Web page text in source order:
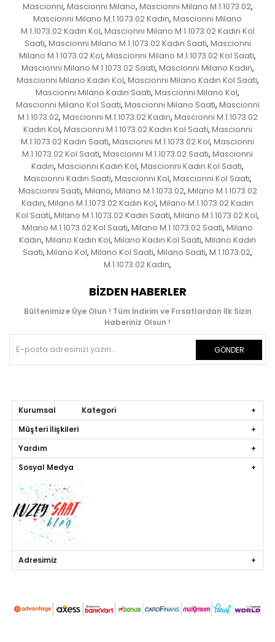
Mascionni, Mascionni Milano, Mascionni Milano M.1.1073.02,
Mascionni Milano M.1.1073.02 Kadın, Mascionni Milano
M.1.1073.02 Kadın Kol, Mascionni Milano M.1.1073.02 Kadın Kol
Saati, Mascionni Milano M.1.1073.02 Kadın Saati, Mascionni
Milano M.1.1073.02 Kol, Mascionni Milano M.1.1073.02 Kol Saati,
Mascionni Milano M.1.1073.02 Saati, Mascionni Milano Kadın,
Mascionni Milano Kadın Kol, Mascionni Milano Kadın Kol Saati,
Mascionni Milano Kadın Saati, Mascionni Milano Kol,
Mascionni Milano Kol Saati, Mascionni Milano Saati, Mascionni
M.1.1073.02, Mascionni M.1.1073.02 Kadın, Mascionni M.1.1073.02
Kadın Kol, Mascionni M.1.1073.02 Kadın Kol Saati, Mascionni
M.1.1073.02 Kadın Saati, Mascionni M.1.1073.02 Kol, Mascionni
M.1.1073.02 Kol Saati, Mascionni M.1.1073.02 Saati, Mascionni
Kadın, Mascionni Kadın Kol, Mascionni Kadın Kol Saati,
Mascionni Kadın Saati, Mascionni Kol, Mascionni Kol Saati,
Mascionni Saati, Milano, Milano M.1.1073.02, Milano M.1.1073.02
Kadın, Milano M.1.1073.02 Kadın Kol, Milano M.1.1073.02 Kadın
Kol Saati, Milano M.1.1073.02 Kadın Saati, Milano M.1.1073.02 Kol,
Milano M.1.1073.02 Kol Saati, Milano M.1.1073.02 Saati, Milano
Kadın, Milano Kadın Kol, Milano Kadın Kol Saati, Milano Kadın
Saati, Milano Kol, Milano Kol Saati, Milano Saati, M.1.1073.02,
M.1.1073.02 Kadın,
BIZDEN HABERLER
Bültenimize Üye Olun ! Tüm İndirim ve Fırsatlardan İlk Sizin
Haberiniz Olsun !
GÖNDER
Kurumsal Kategori
Müşteri İlişkileri
Yardım
Sosyal Medya
Adresimiz